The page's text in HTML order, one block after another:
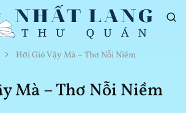
Hỡi Gió Vậy Mà – Thơ Nỗi Niềm
Mà – Thơ Nỗi Niềm